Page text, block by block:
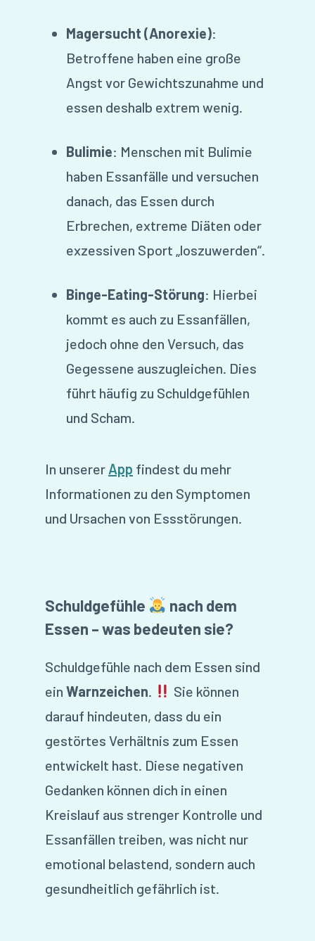
Magersucht (Anorexie):
Betroffene haben eine große
Angst vor Gewichtszunahme und
essen deshalb extrem wenig.
Bulimie: Menschen mit Bulimie
haben Essanfälle und versuchen
danach, das Essen durch
Erbrechen, extreme Diäten oder
exzessiven Sport „loszuwerden“.
Binge-Eating-Störung: Hierbei
kommt es auch zu Essanfällen,
jedoch ohne den Versuch, das
Gegessene auszugleichen. Dies
führt häufig zu Schuldgefühlen
und Scham.
In unserer App findest du mehr
Informationen zu den Symptomen
und Ursachen von Essstörungen.
Schuldgefühle
nach dem
Essen – was bedeuten sie?
Schuldgefühle nach dem Essen sind
ein Warnzeichen
Sie können
darauf hindeuten, dass du ein
gestörtes Verhältnis zum Essen
entwickelt hast. Diese negativen
Gedanken können dich in einen
Kreislauf aus strenger Kontrolle und
Essanfällen treiben, was nicht nur
emotional belastend, sondern auch
gesundheitlich gefährlich ist.